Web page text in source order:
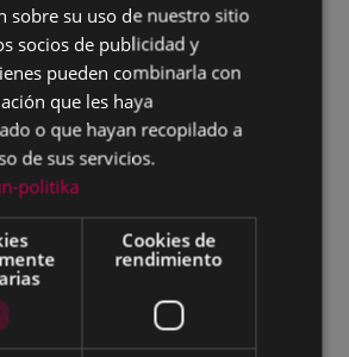
sobre su uso de nuestro sitio
socios de publicidad y
pueden combinarla con
que les haya
o que hayan recopilado a
de sus servicios.
politika
Cookies de
rendimiento